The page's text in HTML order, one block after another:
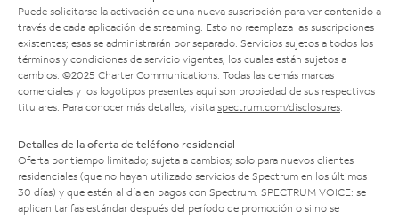
Puede solicitarse la activación de una nueva suscripción para ver contenido a
través de cada aplicación de streaming. Esto no reemplaza las suscripciones
existentes; esas se administrarán por separado. Servicios sujetos a todos los
términos y condiciones de servicio vigentes, los cuales están sujetos a
cambios. ©2025 Charter Communications. Todas las demás marcas
comerciales y los logotipos presentes aquí son propiedad de sus respectivos
titulares. Para conocer más detalles, visita spectrum.com/disclosures
Detalles de la oferta de teléfono residencial
Oferta por tiempo limitado; sujeta a cambios; solo para nuevos clientes
residenciales (que no hayan utilizado servicios de Spectrum en los últimos
30 días) y que estén al día en pagos con Spectrum. SPECTRUM VOICE: se
aplican tarifas estándar después del período de promoción o si no se